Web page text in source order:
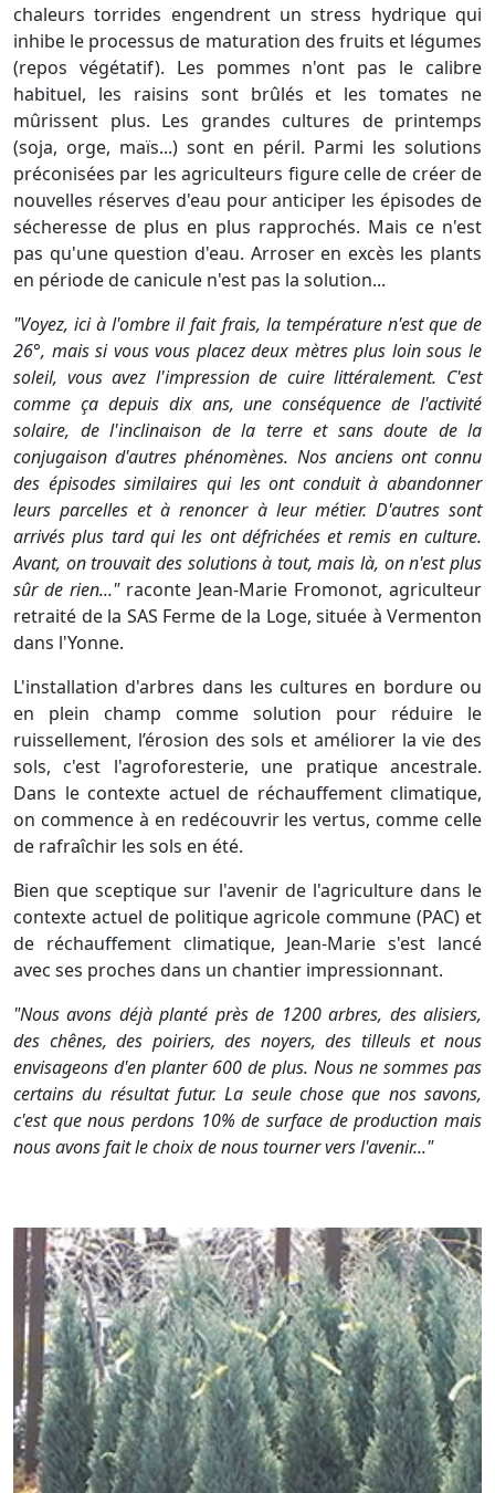
chaleurs torrides engendrent un stress hydrique qui
inhibe le processus de maturation des fruits et légumes
(repos végétatif). Les pommes n'ont pas le calibre
habituel, les raisins sont brûlés et les tomates ne
mûrissent plus. Les grandes cultures de printemps
(soja, orge, maïs...) sont en péril. Parmi les solutions
préconisées par les agriculteurs figure celle de créer de
nouvelles réserves d'eau pour anticiper les épisodes de
sécheresse de plus en plus rapprochés. Mais ce n'est
pas qu'une question d'eau. Arroser en excès les plants
en période de canicule n'est pas la solution...
"Voyez, ici à l'ombre il fait frais, la température n'est que de
26°, mais si vous vous placez deux mètres plus loin sous le
soleil, vous avez l'impression de cuire littéralement. C'est
comme ça depuis dix ans, une conséquence de l'activité
solaire, de l'inclinaison de la terre et sans doute de la
conjugaison d'autres phénomènes. Nos anciens ont connu
des épisodes similaires qui les ont conduit à abandonner
leurs parcelles et à renoncer à leur métier. D'autres sont
arrivés plus tard qui les ont défrichées et remis en culture.
Avant, on trouvait des solutions à tout, mais là, on n'est plus
sûr de rien..." raconte Jean-Marie Fromonot, agriculteur
retraité de la SAS Ferme de la Loge, située à Vermenton
dans l'Yonne.
L'installation d'arbres dans les cultures en bordure ou
en plein champ comme solution pour réduire le
ruissellement, l’érosion des sols et améliorer la vie des
sols, c'est l'agroforesterie, une pratique ancestrale.
Dans le contexte actuel de réchauffement climatique,
on commence à en redécouvrir les vertus, comme celle
de rafraîchir les sols en été.
Bien que sceptique sur l'avenir de l'agriculture dans le
contexte actuel de politique agricole commune (PAC) et
de réchauffement climatique, Jean-Marie s'est lancé
avec ses proches dans un chantier impressionnant.
"Nous avons déjà planté près de 1200 arbres, des alisiers,
des chênes, des poiriers, des noyers, des tilleuls et nous
envisageons d'en planter 600 de plus. Nous ne sommes pas
certains du résultat futur. La seule chose que nos savons,
c'est que nous perdons 10% de surface de production mais
nous avons fait le choix de nous tourner vers l'avenir..."